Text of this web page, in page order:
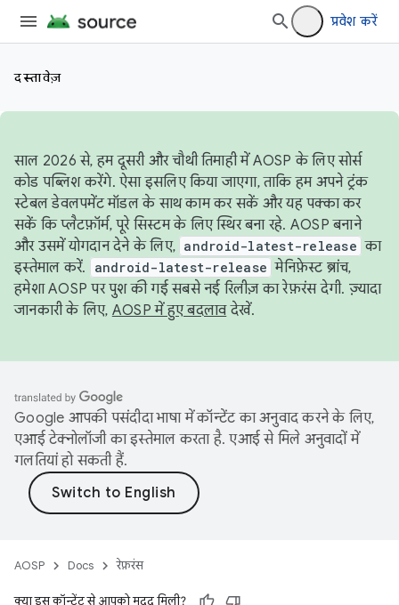
प्रवेश करें
दस्तावेज़
साल 2026 से, हम दूसरी और चौथी तिमाही में AOSP के लिए सोर्स
कोड पब्लिश करेंगे. ऐसा इसलिए किया जाएगा, ताकि हम अपने ट्रंक
स्टेबल डेवलपमेंट मॉडल के साथ काम कर सकें और यह पक्का कर
सकें कि प्लैटफ़ॉर्म, पूरे सिस्टम के लिए स्थिर बना रहे. AOSP बनाने
और उसमें योगदान देने के लिए, android-latest-release का
इस्तेमाल करें.
android-latest-release मेनिफ़ेस्ट ब्रांच,
हमेशा AOSP पर पुश की गई सबसे नई रिलीज़ का रेफ़रंस देगी. ज़्यादा
जानकारी के लिए, AOSP में हुए बदलावदेखें.
Google आपकी पसंदीदा भाषा में कॉन्टेंट का अनुवाद करने के लिए,
एआई टेक्नोलॉजी का इस्तेमाल करता है. एआई से मिले अनुवादों में
गलतियां हो सकती हैं.
AOSP Docs रेफ़रंस
क्या इस कॉन्टेंट से आपको मदद मिली?